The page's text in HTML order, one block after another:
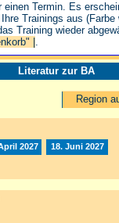
Literatur zur BA
Region
2027 18. Juni 2027
einen Termin. Es
Trainings aus (Farbe
Training wieder
| .